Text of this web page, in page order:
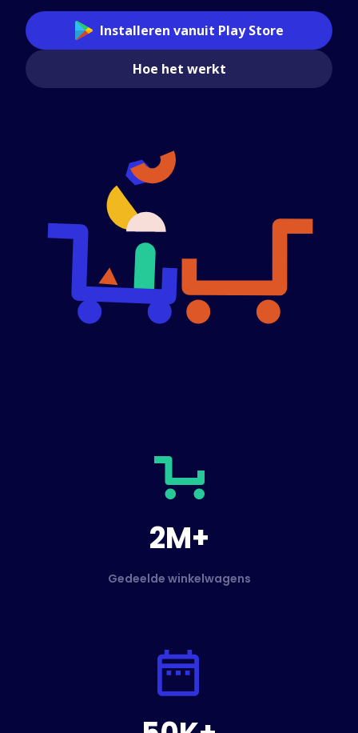
Installeren vanuit Play Store
Hoe het werkt
2M+
Gedeelde winkelwagens